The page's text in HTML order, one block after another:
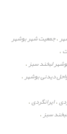
،جمعیت شهر بوشهر
،
لبخند سبز،
دیدنی بوشهر،
،ایرانگردی،
سبز،